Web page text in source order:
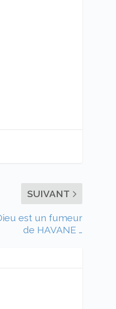
SUIVANT
est un fumeur
de HAVANE …